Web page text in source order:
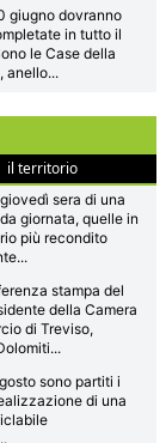
giugno dovranno
in tutto il
le Case della
anello...
il territorio
sera di una
giornata, quelle in
più recondito
...
stampa del
della Camera
di Treviso,
...
sono partiti i
di una